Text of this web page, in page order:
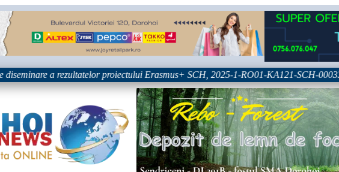
a rezultatelor proiectului Erasmus+ SCH, 2025-1-RO01-KA121-SCH-000333361